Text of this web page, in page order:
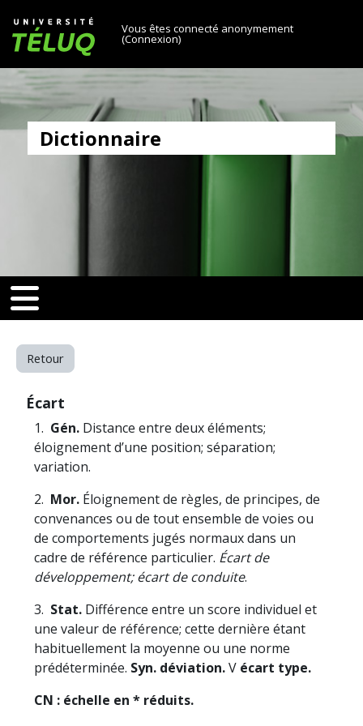
Université TÉLUQ
Vous êtes connecté anonymement
(Connexion)
Dictionnaire
[[nav-toggle]]
toggle]]
Retour
Écart
1. Gén. Distance entre deux éléments;
éloignement d’une position; séparation;
variation.
2. Mor. Éloignement de règles, de principes, de
convenances ou de tout ensemble de voies ou
de comportements jugés normaux dans un
cadre de référence particulier. Écart de
développement; écart de conduite.
3. Stat. Différence entre un score individuel et
une valeur de référence; cette dernière étant
habituellement la moyenne ou une norme
prédéterminée. Syn. déviation.V écart type.
CN : échelle en * réduits.